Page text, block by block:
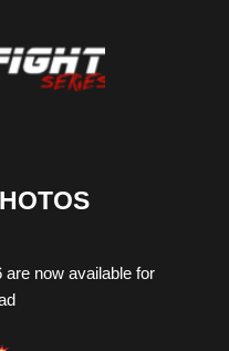
now available for